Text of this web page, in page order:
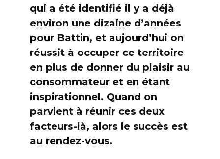
qui a été identifié il y a déjà
environ une dizaine d’années
pour Battin, et aujourd’hui on
réussit à occuper ce territoire
en plus de donner du plaisir au
consommateur et en étant
inspirationnel. Quand on
parvient à réunir ces deux
facteurs-là, alors le succès est
au rendez-vous.